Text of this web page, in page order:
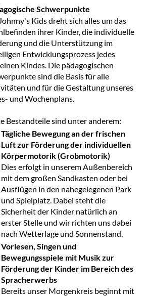
Schwerpunkte
Kids dreht sich alles um das
ihrer Kinder, die individuelle
und die Unterstützung im
Entwicklungsprozess jedes
Kindes. Die pädagogischen
sind die Basis für alle
und für die Gestaltung unseres
und Wochenplans.
Bestandteile sind unter anderem:
Tägliche Bewegung an der frischen
Luft zur Förderung der individuellen
Körpermotorik (Grobmotorik)
Dies erfolgt in unserem Außenbereich
mit dem großen Sandkasten oder bei
Ausflügen in den nahegelegenen Park
und Spielplatz. Dabei steht die
Sicherheit der Kinder natürlich an
erster Stelle und wir richten uns dabei
nach Wetterlage und Sonnenstand.
Vorlesen, Singen und
Bewegungsspiele mit Musik zur
Förderung der Kinder im Bereich des
Spracherwerbs
Bereits unser Morgenkreis beginnt mit